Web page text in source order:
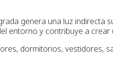
genera una luz
entorno y contribuye a
dormitorios, vestidores,